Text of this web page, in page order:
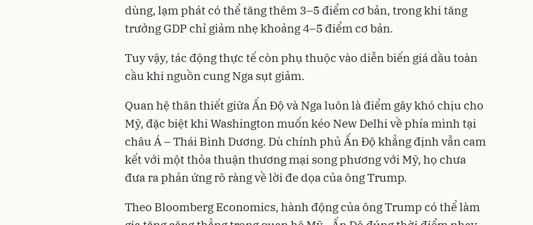
dùng, lạm phát có thể tăng thêm 3–5 điểm cơ bản, trong khi tăng
trưởng GDP chỉ giảm nhẹ khoảng 4–5 điểm cơ bản.
Tuy vậy, tác động thực tế còn phụ thuộc vào diễn biến giá dầu toàn
cầu khi nguồn cung Nga sụt giảm.
Quan hệ thân thiết giữa Ấn Độ và Nga luôn là điểm gây khó chịu cho
Mỹ, đặc biệt khi Washington muốn kéo New Delhi về phía mình tại
châu Á – Thái Bình Dương. Dù chính phủ Ấn Độ khẳng định vẫn cam
kết với một thỏa thuận thương mại song phương với Mỹ, họ chưa
đưa ra phản ứng rõ ràng về lời đe dọa của ông Trump.
Theo Bloomberg Economics, hành động của ông Trump có thể làm